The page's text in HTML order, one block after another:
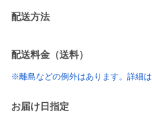
配送方法
配送料金（送料）
※離島などの例外はあります。詳細
お届け日指定